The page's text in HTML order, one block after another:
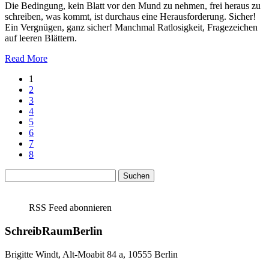
Die Bedingung, kein Blatt vor den Mund zu nehmen, frei heraus zu
schreiben, was kommt, ist durchaus eine Herausforderung. Sicher!
Ein Vergnügen, ganz sicher! Manchmal Ratlosigkeit, Fragezeichen
auf leeren Blättern.
Read More
1
2
3
4
5
6
7
8
nach:
RSS Feed abonnieren
SchreibRaumBerlin
Brigitte Windt, Alt-Moabit 84 a, 10555 Berlin